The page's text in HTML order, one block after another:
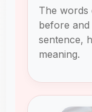
The words
before
sentence,
meaning.